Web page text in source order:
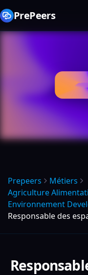
PrePeers
Prepeers
Métiers
Agriculture
Environnement
Responsable des